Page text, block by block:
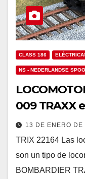
CLASS 186
NS - NEDERLANDSE
009
13 DE ENERO DE
TRIX 22164 Las
son un tipo de
BOMBARDIER